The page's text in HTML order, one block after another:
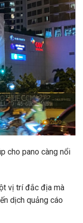
cho pano càng nổi
vị trí đắc địa mà
dịch quảng cáo